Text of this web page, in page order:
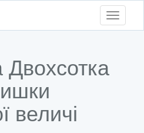
Toggle
Двохсотка
величі